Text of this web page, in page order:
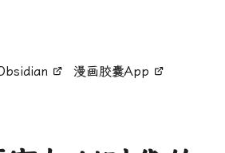
漫画胶囊App